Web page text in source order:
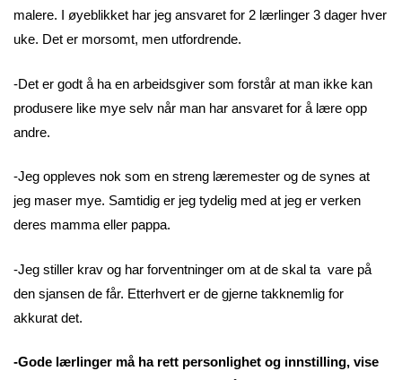
malere. I øyeblikket har jeg ansvaret for 2 lærlinger 3 dager hver
uke. Det er morsomt, men utfordrende.
-Det er godt å ha en arbeidsgiver som forstår at man ikke kan
produsere like mye selv når man har ansvaret for å lære opp
andre.
-Jeg oppleves nok som en streng læremester og de synes at
jeg maser mye. Samtidig er jeg tydelig med at jeg er verken
deres mamma eller pappa.
-Jeg stiller krav og har forventninger om at de skal ta vare på
den sjansen de får. Etterhvert er de gjerne takknemlig for
akkurat det.
-Gode lærlinger må ha rett personlighet og innstilling, vise